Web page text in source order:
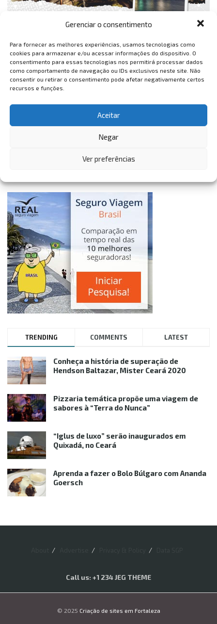
Gerenciar o consentimento
Para fornecer as melhores experiências, usamos tecnologias como
cookies para armazenar e/ou acessar informações do dispositivo. O
consentimento para essas tecnologias nos permitirá processar dados
como comportamento de navegação ou IDs exclusivos neste site. Não
consentir ou retirar o consentimento pode afetar negativamente certos
recursos e funções.
Aceitar
Negar
Ver preferências
TRENDING COMMENTS LATEST
Conheça a história de superação de
Hendson Baltazar, Mister Ceará 2020
Pizzaria temática propõe uma viagem de
sabores à “Terra do Nunca”
“Iglus de luxo” serão inaugurados em
Quixadá, no Ceará
Aprenda a fazer o Bolo Búlgaro com Ananda
Goersch
Call us: +1 234 JEG THEME
© 2025 Criação de sites em Fortaleza